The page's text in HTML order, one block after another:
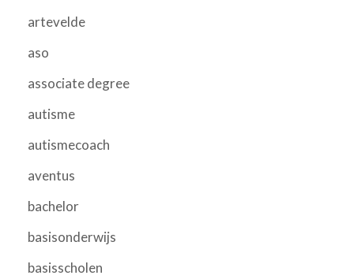
artevelde
aso
associate degree
autisme
autismecoach
aventus
bachelor
basisonderwijs
basisscholen